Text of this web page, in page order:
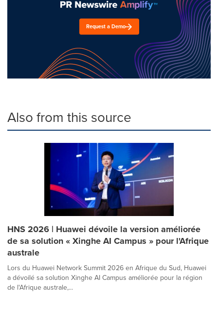
Request a Demo
Also from this source
HNS 2026 | Huawei dévoile la version améliorée
de sa solution « Xinghe AI Campus » pour l'Afrique
australe
Lors du Huawei Network Summit 2026 en Afrique du Sud, Huawei
a dévoilé sa solution Xinghe AI Campus améliorée pour la région
de l'Afrique australe,...